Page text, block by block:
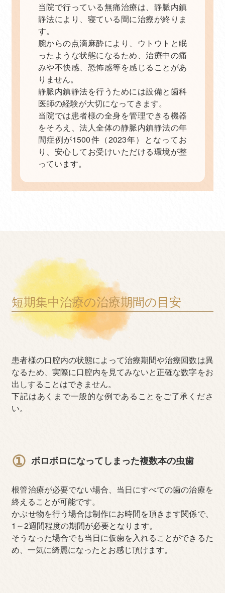
当院で行っている無痛治療は、静脈内鎮
静法により、寝ている間に治療が終りま
す。
腕からの点滴麻酔により、ウトウトと眠
ったような状態になるため、治療中の痛
みや不快感、恐怖感等を感じることがあ
りません。
静脈内鎮静法を行うためには設備と歯科
医師の経験が大切になってきます。
当院では患者様の全身を管理できる機器
をそろえ、法人全体の静脈内鎮静法の年
間症例が1500件（2023年）となってお
り、安心してお受けいただける環境が整
っています。
短期集中治療の治療期間の目安
患者様の口腔内の状態によって治療期間や治療回数は異
なるため、実際に口腔内を見てみないと正確な数字をお
出しすることはできません。
下記はあくまで一般的な例であることをご了承くださ
い。
① ボロボロになってしまった複数本の虫歯
根管治療が必要でない場合、当日にすべての歯の治療を
終えることが可能です。
かぶせ物を行う場合は制作にお時間を頂きます関係で、
1～2週間程度の期間が必要となります。
そうなった場合でも当日に仮歯を入れることができるた
め、一気に綺麗になったとお感じ頂けます。